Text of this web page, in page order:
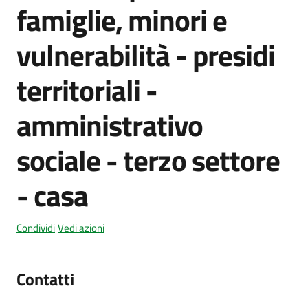
Servizi
Vivere
l'Unione
Amministrazione
trasparente
Tutti
gli
argomenti...
famiglie, minori e
vulnerabilità - presidi
territoriali -
amministrativo
sociale - terzo settore
- casa
CondividiVedi azioni
Contatti